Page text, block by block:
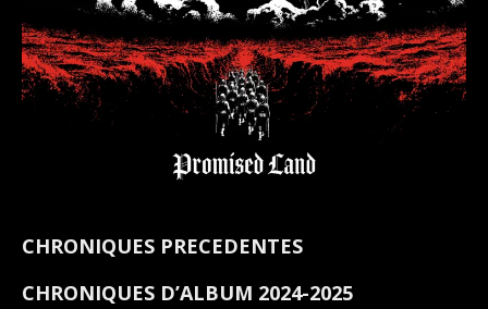
CHRONIQUES PRECEDENTES
CHRONIQUES D’ALBUM 2024-2025